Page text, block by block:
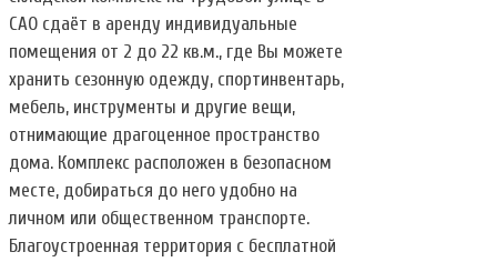
САО сдаёт в аренду индивидуальные
помещения от 2 до 22 кв.м., где Вы можете
хранить сезонную одежду, спортинвентарь,
мебель, инструменты и другие вещи,
отнимающие драгоценное пространство
дома. Комплекс расположен в безопасном
месте, добираться до него удобно на
личном или общественном транспорте.
Благоустроенная территория с бесплатной